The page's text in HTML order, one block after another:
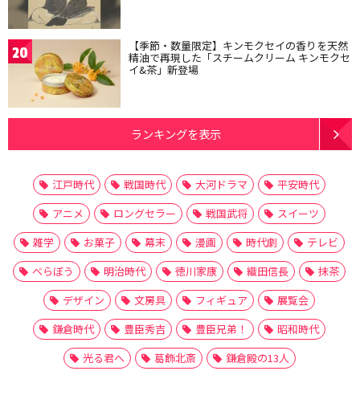
20 【季節・数量限定】キンモクセイの香りを天然
精油で再現した「スチームクリーム キンモクセ
イ&茶」新登場
ランキングを表示
江戸時代 戦国時代 大河ドラマ
平安時代
アニメ
ロングセラー 戦国武将
スイーツ
雑学
お菓子 幕末 漫画 時代劇
テレビ
べらぼう
明治時代 徳川家康 織田信長
抹茶
デザイン
文房具 フィギュア
展覧会
鎌倉時代
豊臣秀吉 豊臣兄弟！
昭和時代
光る君へ
葛飾北斎 鎌倉殿の13人